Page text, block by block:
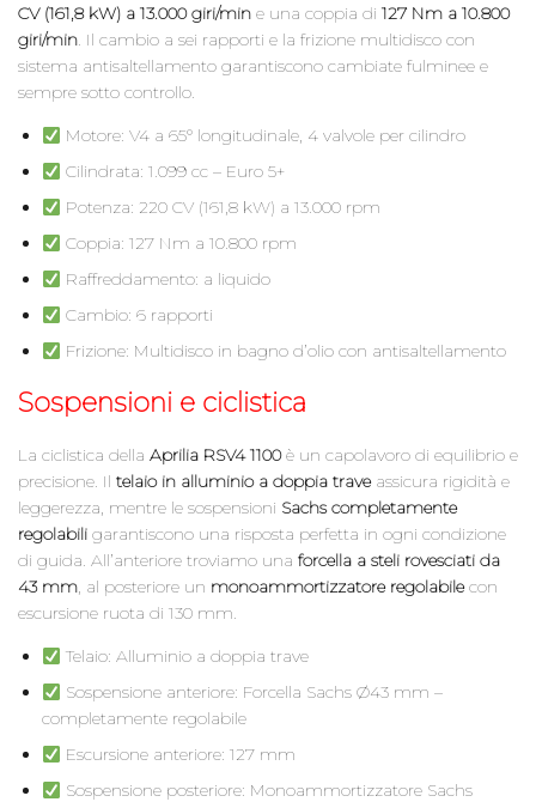
CV (161,8 kW) a 13.000 giri/min e una coppia di 127 Nm a 10.800
giri/min. Il cambio a sei rapporti e la frizione multidisco con
sistema antisaltellamento garantiscono cambiate fulminee e
sempre sotto controllo.
Motore: V4 a 65° longitudinale, 4 valvole per cilindro
Cilindrata: 1.099 cc – Euro 5+
Potenza: 220 CV (161,8 kW) a 13.000 rpm
Coppia: 127 Nm a 10.800 rpm
Raffreddamento: a liquido
Cambio: 6 rapporti
Frizione: Multidisco in bagno d’olio con antisaltellamento
Sospensioni e ciclistica
La ciclistica della Aprilia RSV4 1100è un capolavoro di equilibrio e
precisione. Il telaio in alluminio a doppia traveassicura rigidità e
leggerezza, mentre le sospensioni Sachs completamente
regolabili garantiscono una risposta perfetta in ogni condizione
di guida. All’anteriore troviamo una forcella a steli rovesciati da
43 mm, al posteriore un monoammortizzatore regolabilecon
escursione ruota di 130 mm.
Telaio: Alluminio a doppia trave
Sospensione anteriore: Forcella Sachs Ø43 mm –
completamente regolabile
Escursione anteriore: 127 mm
Sospensione posteriore: Monoammortizzatore Sachs